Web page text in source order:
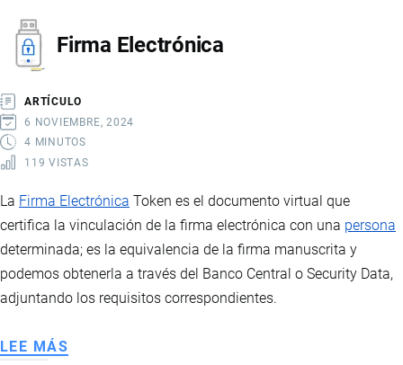
Firma Electrónica
ARTÍCULO
6 NOVIEMBRE, 2024
4 MINUTOS
119 VISTAS
La Firma Electrónica Token es el documento virtual que
certifica la vinculación de la firma electrónica con una persona
determinada; es la equivalencia de la firma manuscrita y
podemos obtenerla a través del Banco Central o Security Data,
adjuntando los requisitos correspondientes.
LEE MÁS